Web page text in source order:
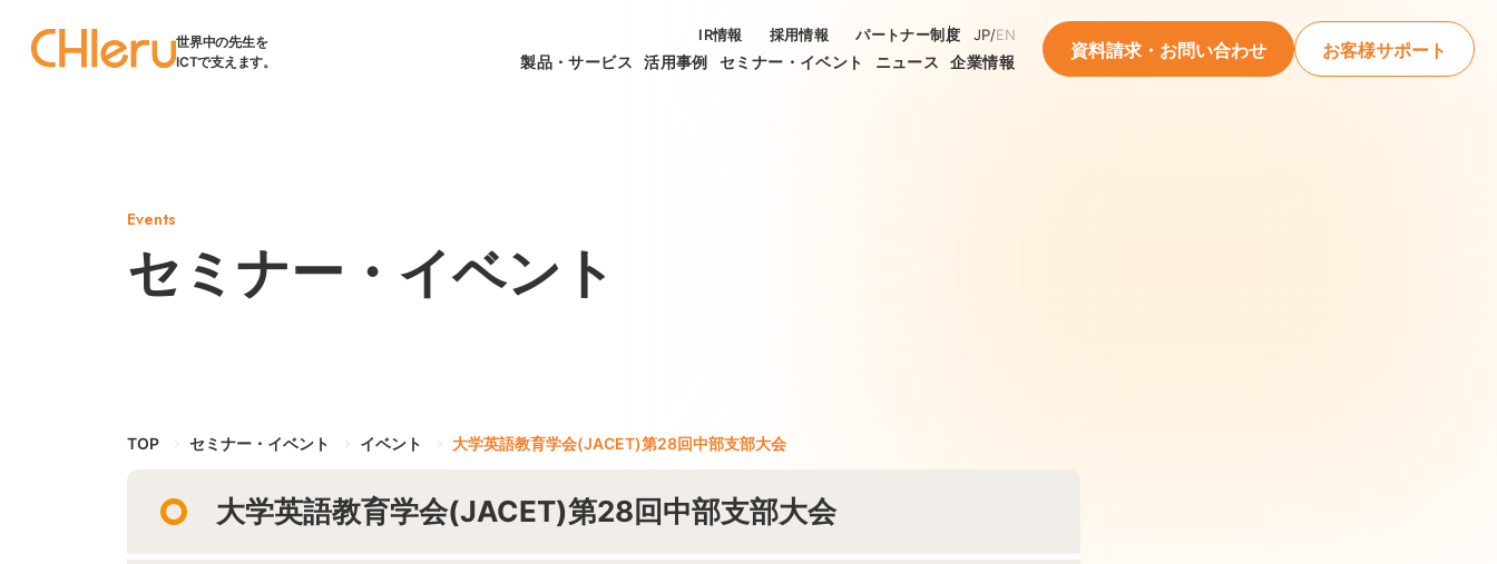
世界中の先生を
ICTで支えます。
製品・サービス 活用事例 セミナー・イベント ニュース 企業情報
IR情報 採用情報 パートナー制度 JP/EN
資料請求・お問い合わせ お客様サポート
Events
セミナー・イベント
TOP セミナー・イベント イベント 大学英語教育学会(JACET)第28回中部支部大会
大学英語教育学会(JACET)第28回中部支部大会